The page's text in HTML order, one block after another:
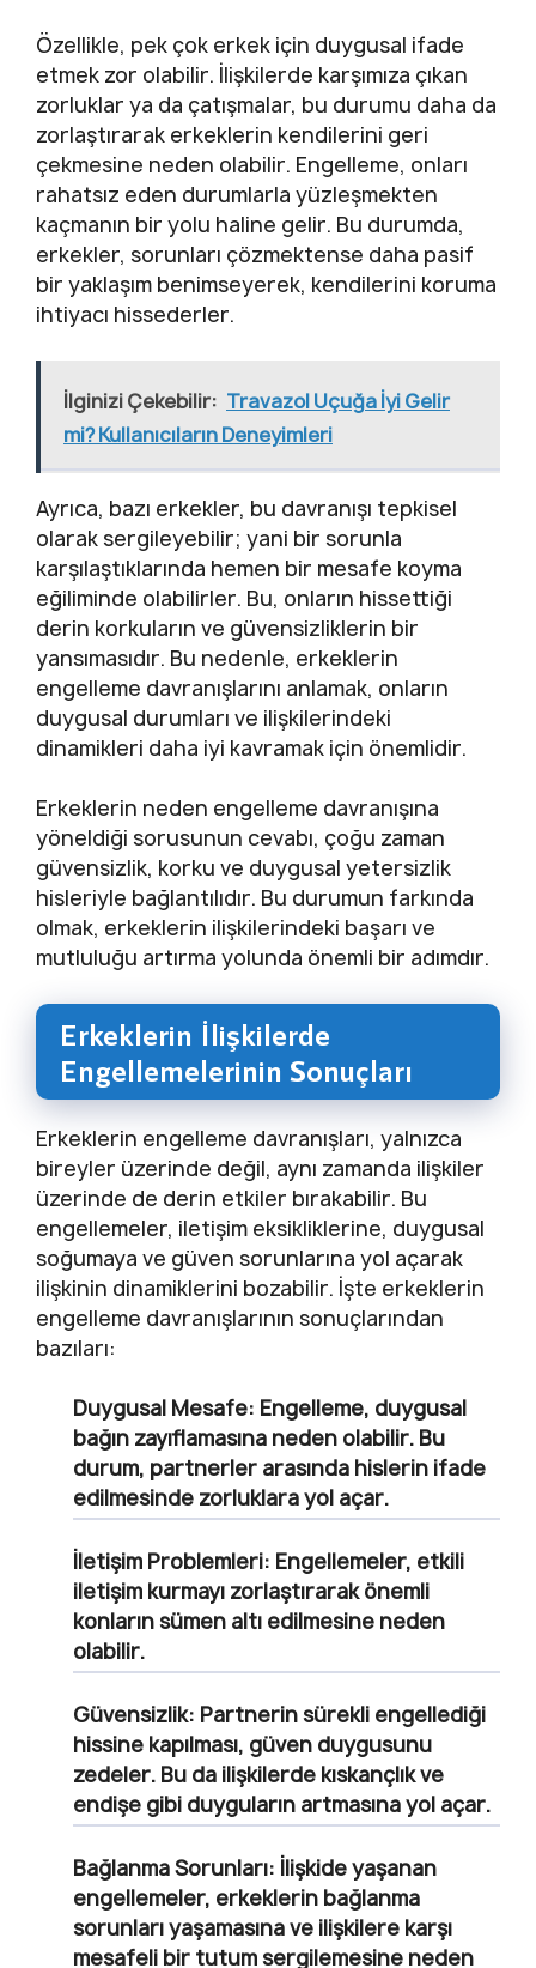
Özellikle, pek çok erkek için duygusal ifade
etmek zor olabilir. İlişkilerde karşımıza çıkan
zorluklar ya da çatışmalar, bu durumu daha da
zorlaştırarak erkeklerin kendilerini geri
çekmesine neden olabilir. Engelleme, onları
rahatsız eden durumlarla yüzleşmekten
kaçmanın bir yolu haline gelir. Bu durumda,
erkekler, sorunları çözmektense daha pasif
bir yaklaşım benimseyerek, kendilerini koruma
ihtiyacı hissederler.
İlginizi Çekebilir: Travazol Uçuğa İyi Gelir
mi? Kullanıcıların Deneyimleri
Ayrıca, bazı erkekler, bu davranışı tepkisel
olarak sergileyebilir; yani bir sorunla
karşılaştıklarında hemen bir mesafe koyma
eğiliminde olabilirler. Bu, onların hissettiği
derin korkuların ve güvensizliklerin bir
yansımasıdır. Bu nedenle, erkeklerin
engelleme davranışlarını anlamak, onların
duygusal durumları ve ilişkilerindeki
dinamikleri daha iyi kavramak için önemlidir.
Erkeklerin neden engelleme davranışına
yöneldiği sorusunun cevabı, çoğu zaman
güvensizlik, korku ve duygusal yetersizlik
hisleriyle bağlantılıdır. Bu durumun farkında
olmak, erkeklerin ilişkilerindeki başarı ve
mutluluğu artırma yolunda önemli bir adımdır.
Erkeklerin İlişkilerde
Engellemelerinin Sonuçları
Erkeklerin engelleme davranışları, yalnızca
bireyler üzerinde değil, aynı zamanda ilişkiler
üzerinde de derin etkiler bırakabilir. Bu
engellemeler, iletişim eksikliklerine, duygusal
soğumaya ve güven sorunlarına yol açarak
ilişkinin dinamiklerini bozabilir. İşte erkeklerin
engelleme davranışlarının sonuçlarından
bazıları:
Duygusal Mesafe: Engelleme, duygusal
bağın zayıflamasına neden olabilir. Bu
durum, partnerler arasında hislerin ifade
edilmesinde zorluklara yol açar.
İletişim Problemleri: Engellemeler, etkili
iletişim kurmayı zorlaştırarak önemli
konların sümen altı edilmesine neden
olabilir.
Güvensizlik: Partnerin sürekli engellediği
hissine kapılması, güven duygusunu
zedeler. Bu da ilişkilerde kıskançlık ve
endişe gibi duyguların artmasına yol açar.
Bağlanma Sorunları: İlişkide yaşanan
engellemeler, erkeklerin bağlanma
sorunları yaşamasına ve ilişkilere karşı
mesafeli bir tutum sergilemesine neden